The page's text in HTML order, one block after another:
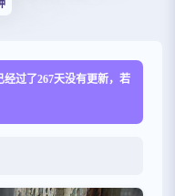
经过了267天没有更新，若